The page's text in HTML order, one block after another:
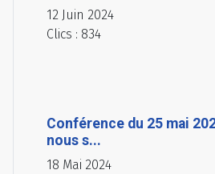
12 Juin 2024
Clics : 834
Conférence du 25 mai
nous s...
18 Mai 2024